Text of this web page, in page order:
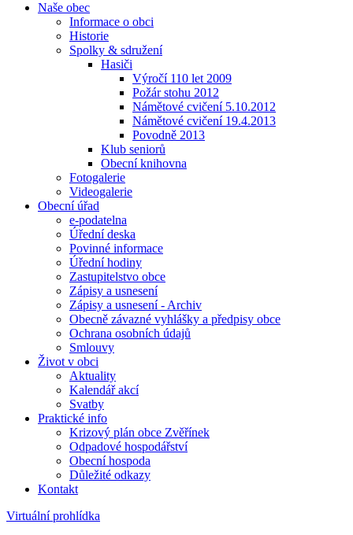
Naše obec
Informace o obci
Historie
Spolky & sdružení
Hasiči
Výročí 110 let 2009
Požár stohu 2012
Námětové cvičení 5.10.2012
Námětové cvičení 19.4.2013
Povodně 2013
Klub seniorů
Obecní knihovna
Fotogalerie
Videogalerie
Obecní úřad
e-podatelna
Úřední deska
Povinné informace
Úřední hodiny
Zastupitelstvo obce
Zápisy a usnesení
Zápisy a usnesení - Archiv
Obecně závazné vyhlášky a předpisy obce
Ochrana osobních údajů
Smlouvy
Život v obci
Aktuality
Kalendář akcí
Svatby
Praktické info
Krizový plán obce Zvěřínek
Odpadové hospodářství
Obecní hospoda
Důležité odkazy
Kontakt
Virtuální prohlídka